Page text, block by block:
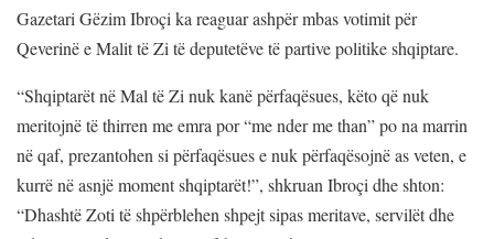
Gazetari Gëzim Ibroçi ka reaguar ashpër mbas votimit për
Qeverinë e Malit të Zi të deputetëve të partive politike shqiptare.
“Shqiptarët në Mal të Zi nuk kanë përfaqësues, këto që nuk
meritojnë të thirren me emra por “me nder me than” po na marrin
në qaf, prezantohen si përfaqësues e nuk përfaqësojnë as veten, e
kurrë në asnjë moment shqiptarët!”, shkruan Ibroçi dhe shton:
“Dhashtë Zoti të shpërblehen shpejt sipas meritave, servilët dhe